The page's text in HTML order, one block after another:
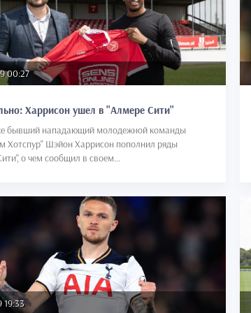
00:27
Харрисон ушел в "Алмере Сити"
бывший нападающий молодежной команды
Хотспур" Шэйон Харрисон пополнил ряды
о чем сообщил в своем...
19:33